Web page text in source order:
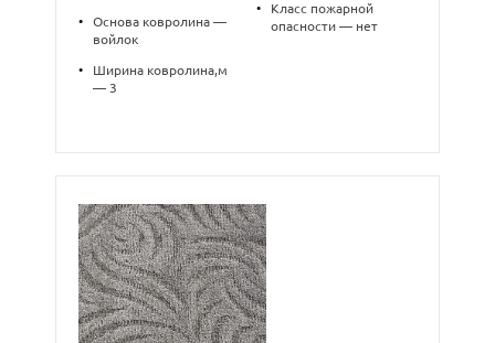
•
Основа ковролина —
войлок
•
Ширина ковролина,м
— 3
•
Класс пожарной
опасности — нет